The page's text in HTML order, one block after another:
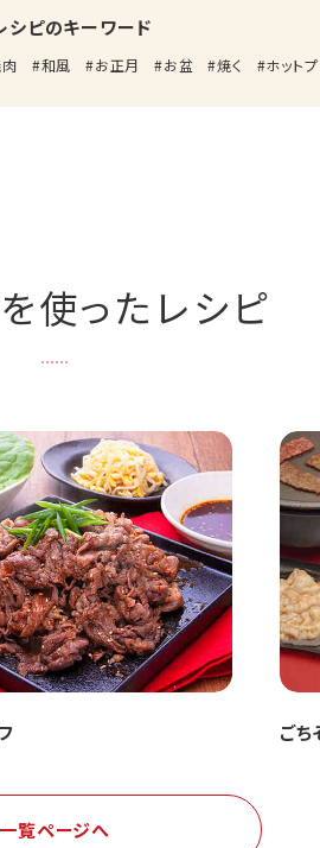
シピのキーワード
和風 お正月 お盆 焼く ホット
使ったレシピ
ごち
一覧ページへ